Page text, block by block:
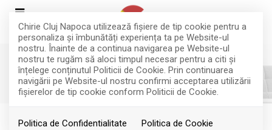
Chirie Cluj Napoca utilizează fişiere de tip cookie pentru a
personaliza și îmbunătăți experiența ta pe Website-ul
nostru. Înainte de a continua navigarea pe Website-ul
nostru te rugăm să aloci timpul necesar pentru a citi și
înțelege conținutul Politicii de Cookie. Prin continuarea
navigării pe Website-ul nostru confirmi acceptarea utilizării
fişierelor de tip cookie conform Politicii de Cookie.
Politica de Confidentialitate Politica de Cookie
FILTREAZA